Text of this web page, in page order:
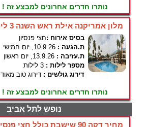
נותרו חדרים אחרונים למבצע זה !
מלון אמריקנה אילת ראש השנה 3 לילות
בסיס אירוח :חצי פנסיון
ת.הגעה : 10.9.26, יום חמישי
ת.עזיבה : 13.9.26, יום ראשון
מספר לילות : 3 לילות
דירוג גולשים : דירוג טוב מאוד
נותרו חדרים אחרונים למבצע זה !
נופש לתל אביב
מחיר דקה 90 שישבת כולל חצי פנסיון ועזיבה במוצ``ש